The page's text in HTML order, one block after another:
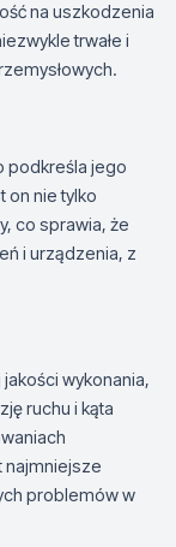
na uszkodzenia
trwałe i
podkreśla jego
on nie tylko
co sprawia, że
i urządzenia, z
wykonania,
ruchu i kąta
najmniejsze
problemów w